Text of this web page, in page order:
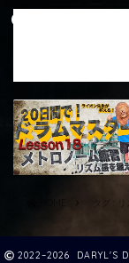
タグ :
2022–2026 DARYL'S